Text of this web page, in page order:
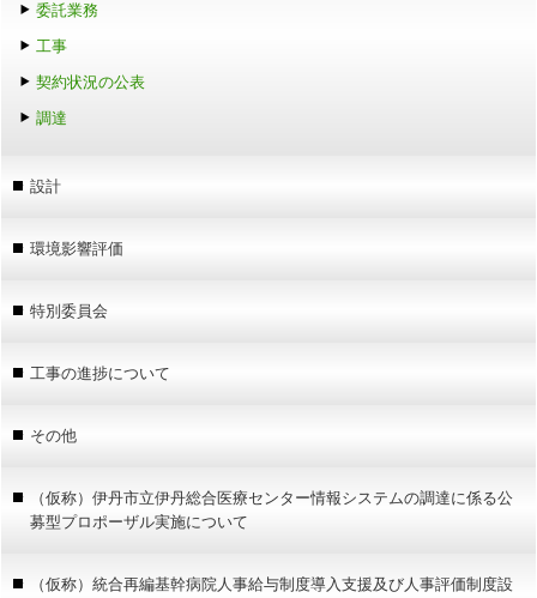
委託業務
工事
契約状況の公表
調達
設計
環境影響評価
特別委員会
工事の進捗について
その他
（仮称）伊丹市立伊丹総合医療センター情報システムの調達に係る公
募型プロポーザル実施について
（仮称）統合再編基幹病院人事給与制度導入支援及び人事評価制度設